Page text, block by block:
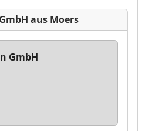
aus Moers
GmbH